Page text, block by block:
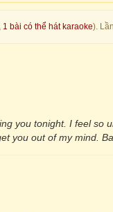
bài có thể hát karaoke).
you tonight. I feel so
you out of my mind.